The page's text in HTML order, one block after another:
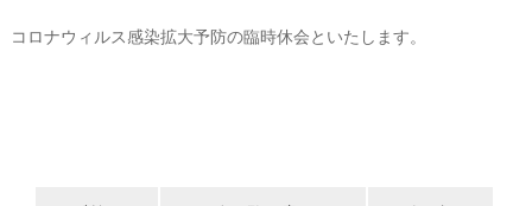
コロナウィルス感染拡大予防の臨時休会といたします。